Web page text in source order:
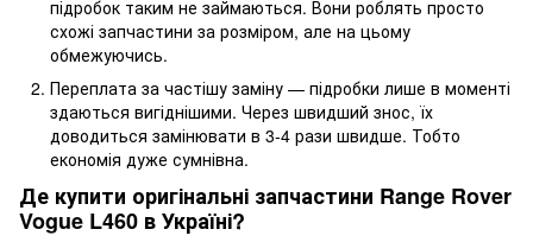
підробок таким не займаються. Вони роблять просто
схожі запчастини за розміром, але на цьому
обмежуючись.
Переплата за частішу заміну — підробки лише в моменті
здаються вигіднішими. Через швидший знос, їх
доводиться замінювати в 3-4 рази швидше. Тобто
економія дуже сумнівна.
Де купити оригінальні запчастини Range Rover
Vogue L460 в Україні?